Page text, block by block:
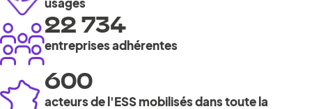
22 734
entreprises adhérentes
600
acteurs de l'ESS mobilisés dans toute la